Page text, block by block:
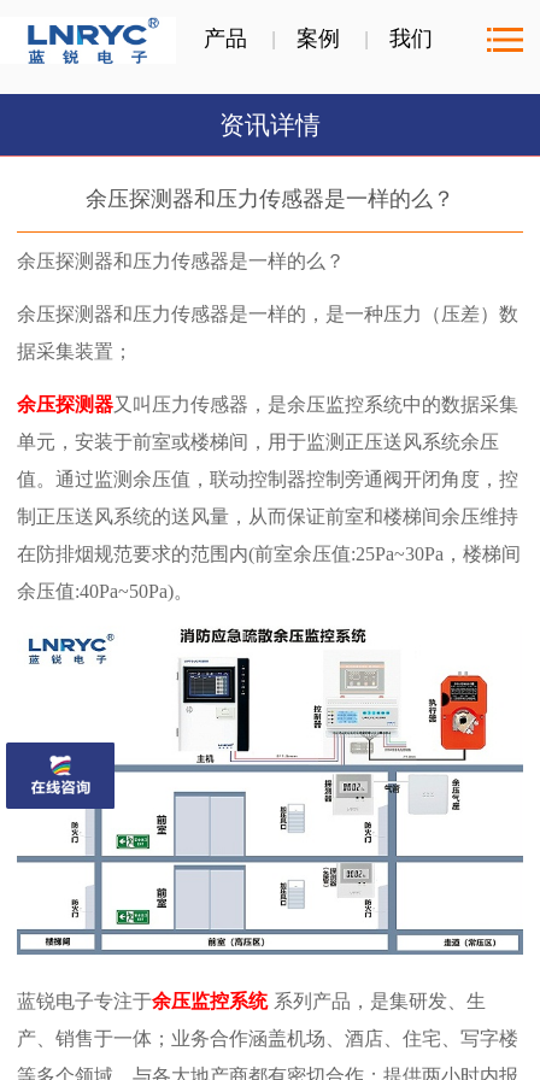
产品 案例 我们
资讯详情
余压探测器和压力传感器是一样的么？
余压探测器和压力传感器是一样的么？
余压探测器和压力传感器是一样的，是一种压力（压差）数
据采集装置；
余压探测器又叫压力传感器，是余压监控系统中的数据采集
单元，安装于前室或楼梯间，用于监测正压送风系统余压
值。通过监测余压值，联动控制器控制旁通阀开闭角度，控
制正压送风系统的送风量，从而保证前室和楼梯间余压维持
在防排烟规范要求的范围内(前室余压值:25Pa~30Pa，楼梯间
余压值:40Pa~50Pa)。
蓝锐电子专注于余压监控系统 系列产品，是集研发、生
产、销售于一体；业务合作涵盖机场、酒店、住宅、写字楼
等多个领域，与各大地产商都有密切合作；提供两小时内报